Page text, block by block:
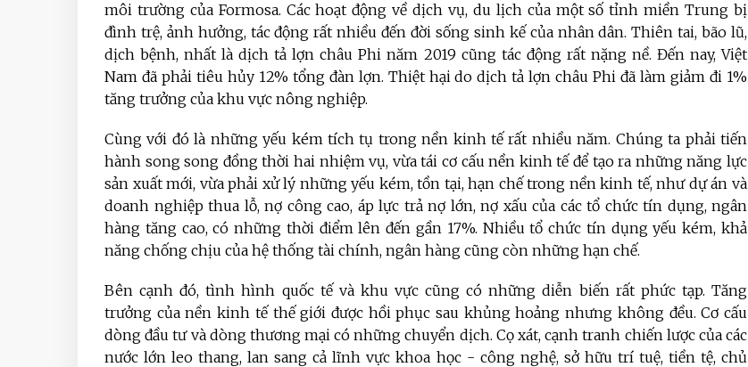
môi trường của Formosa. Các hoạt động về dịch vụ, du lịch của một số tỉnh miền Trung bị
đình trệ, ảnh hưởng, tác động rất nhiều đến đời sống sinh kế của nhân dân. Thiên tai, bão lũ,
dịch bệnh, nhất là dịch tả lợn châu Phi năm 2019 cũng tác động rất nặng nề. Đến nay, Việt
Nam đã phải tiêu hủy 12% tổng đàn lợn. Thiệt hại do dịch tả lợn châu Phi đã làm giảm đi 1%
tăng trưởng của khu vực nông nghiệp.
Cùng với đó là những yếu kém tích tụ trong nền kinh tế rất nhiều năm. Chúng ta phải tiến
hành song song đồng thời hai nhiệm vụ, vừa tái cơ cấu nền kinh tế để tạo ra những năng lực
sản xuất mới, vừa phải xử lý những yếu kém, tồn tại, hạn chế trong nền kinh tế, như dự án và
doanh nghiệp thua lỗ, nợ công cao, áp lực trả nợ lớn, nợ xấu của các tổ chức tín dụng, ngân
hàng tăng cao, có những thời điểm lên đến gần 17%. Nhiều tổ chức tín dụng yếu kém, khả
năng chống chịu của hệ thống tài chính, ngân hàng cũng còn những hạn chế.
Bên cạnh đó, tình hình quốc tế và khu vực cũng có những diễn biến rất phức tạp. Tăng
trưởng của nền kinh tế thế giới được hồi phục sau khủng hoảng nhưng không đều. Cơ cấu
dòng đầu tư và dòng thương mại có những chuyển dịch. Cọ xát, cạnh tranh chiến lược của các
nước lớn leo thang, lan sang cả lĩnh vực khoa học - công nghệ, sở hữu trí tuệ, tiền tệ, chủ